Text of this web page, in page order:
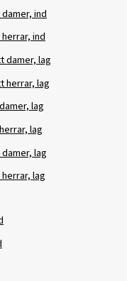
ind
ind
damer, lag
herrar, lag
lag
lag
lag
lag